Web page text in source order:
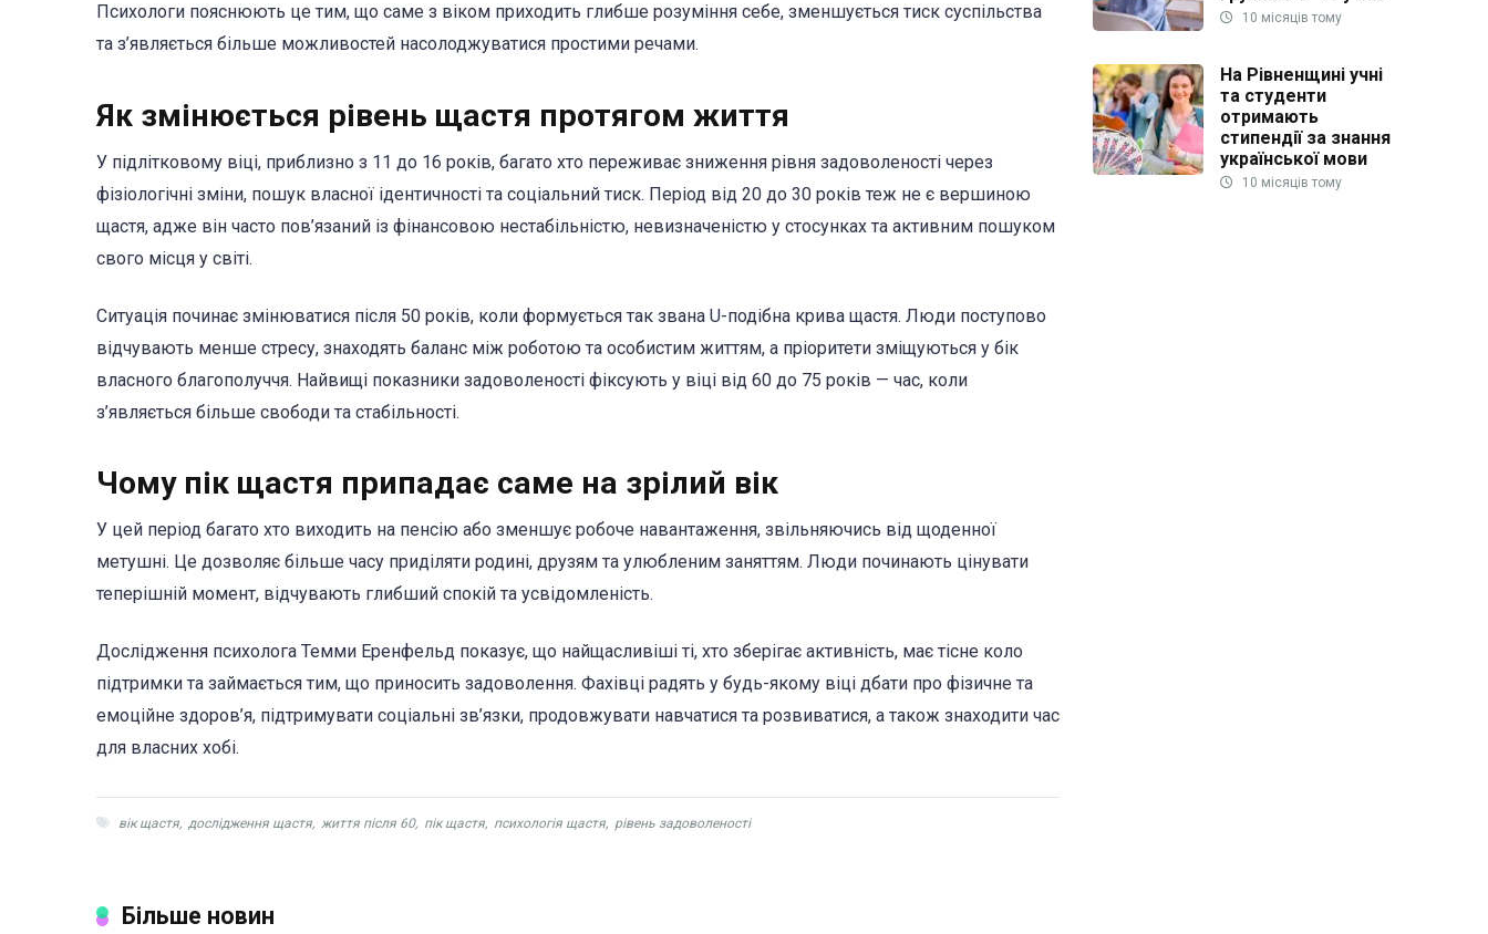
Психологи пояснюють це тим, що саме з віком приходить глибше розуміння себе, зменшується тиск суспільства
та з’являється більше можливостей насолоджуватися простими речами.
Як змінюється рівень щастя протягом життя
У підлітковому віці, приблизно з 11 до 16 років, багато хто переживає зниження рівня задоволеності через
фізіологічні зміни, пошук власної ідентичності та соціальний тиск. Період від 20 до 30 років теж не є вершиною
щастя, адже він часто пов’язаний із фінансовою нестабільністю, невизначеністю у стосунках та активним пошуком
свого місця у світі.
Ситуація починає змінюватися після 50 років, коли формується так звана U-подібна крива щастя. Люди поступово
відчувають менше стресу, знаходять баланс між роботою та особистим життям, а пріоритети зміщуються у бік
власного благополуччя. Найвищі показники задоволеності фіксують у віці від 60 до 75 років — час, коли
з’являється більше свободи та стабільності.
Чому пік щастя припадає саме на зрілий вік
У цей період багато хто виходить на пенсію або зменшує робоче навантаження, звільняючись від щоденної
метушні. Це дозволяє більше часу приділяти родині, друзям та улюбленим заняттям. Люди починають цінувати
теперішній момент, відчувають глибший спокій та усвідомленість.
Дослідження психолога Темми Еренфельд показує, що найщасливіші ті, хто зберігає активність, має тісне коло
підтримки та займається тим, що приносить задоволення. Фахівці радять у будь-якому віці дбати про фізичне та
емоційне здоров’я, підтримувати соціальні зв’язки, продовжувати навчатися та розвиватися, а також знаходити час
для власних хобі.
вік щастя, дослідження щастя, життя після 60, пік щастя, психологія щастя, рівень задоволеності
Більше новин
10 місяців тому
На Рівненщині учні
та студенти
отримають
стипендії за знання
української мови
10 місяців тому